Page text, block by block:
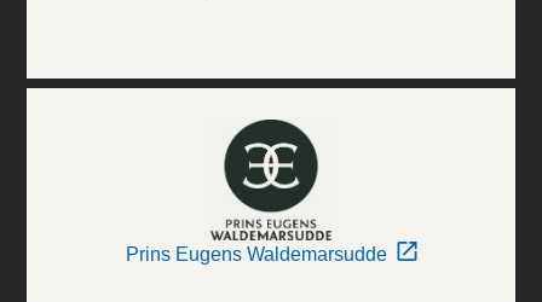
Prins Eugens Waldemarsudde